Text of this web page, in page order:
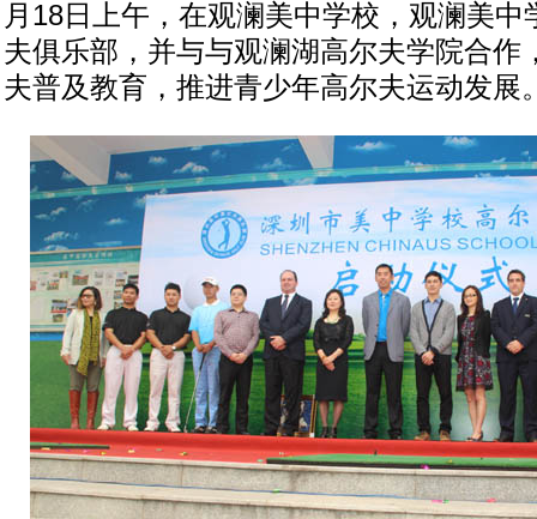
月18日上午，在观澜美中学校，观澜美中
夫俱乐部，并与与观澜湖高尔夫学院合作
夫普及教育，推进青少年高尔夫运动发展